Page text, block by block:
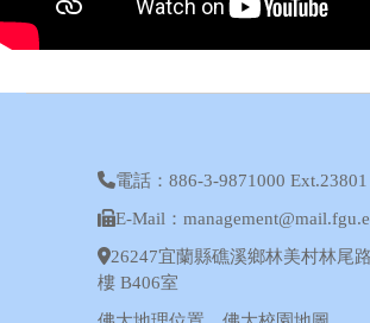
電話：886-3-9871000 Ext.23801
E-Mail：
26247宜蘭縣礁溪鄉林美村林尾
樓 B406室